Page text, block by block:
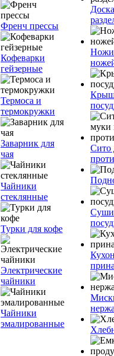
Френч прессы
Кофеварки
гейзерные
Термоса и
термокружки
Заварник для
чая
Чайники
стеклянные
Турки для кофе
Электрические
чайники
Чайники
эмалированные
Доска
Сито